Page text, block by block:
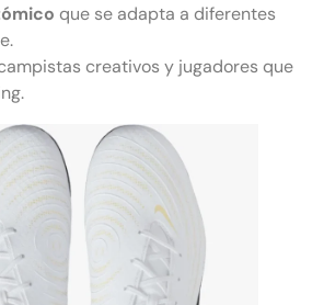
que se adapta a diferentes
creativos y jugadores que